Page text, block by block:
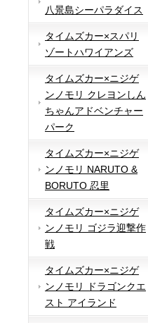
八景島シーパラダイス
タイムズカー×スパリ
ゾートハワイアンズ
タイムズカー×ニジゲ
ンノモリ クレヨンしん
ちゃんアドベンチャー
パーク
タイムズカー×ニジゲ
ンノモリ NARUTO &
BORUTO 忍里
タイムズカー×ニジゲ
ンノモリ ゴジラ迎撃作
戦
タイムズカー×ニジゲ
ンノモリ ドラゴンクエ
スト アイランド